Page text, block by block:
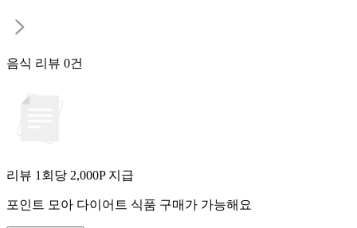
음식 리뷰 0건
리뷰 1회당 2,000P 지급
포인트 모아 다이어트 식품 구매가 가능해요